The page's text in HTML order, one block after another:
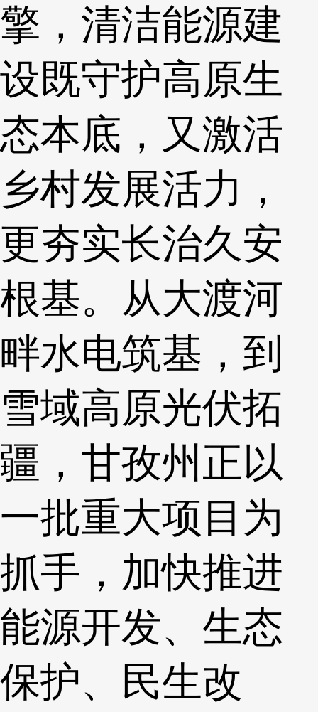
擎，清洁能源建
设既守护高原生
态本底，又激活
乡村发展活力，
更夯实长治久安
根基。从大渡河
畔水电筑基，到
雪域高原光伏拓
疆，甘孜州正以
一批重大项目为
抓手，加快推进
能源开发、生态
保护、民生改